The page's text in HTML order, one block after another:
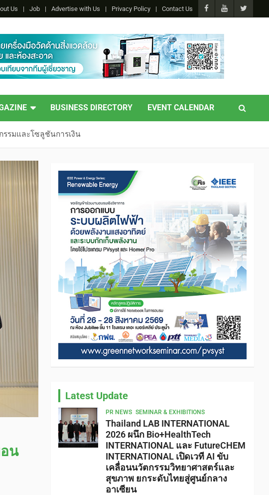
Us Job Advertise with Us Privacy Policy Contact Us
BUSINESS DIRECTORY EVENT CALENDAR
รรมและโซลูชันการเงิน
น
Latest Update
PR NEWS SEMINAR & EXHIBITIONS
Thailand LAB INTERNATIONAL
2026 ผนึก Bio+HealthTech
INTERNATIONAL และ FutureCHEM
INTERNATIONAL เปิดเวที AI ขับ
เคลื่อนนวัตกรรมวิทยาศาสตร์และ
สุขภาพ ยกระดับไทยสู่ศูนย์กลาง
อาเซียน